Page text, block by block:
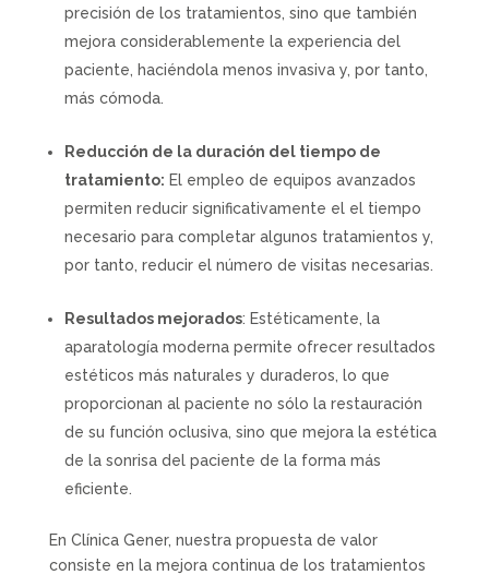
precisión de los tratamientos, sino que también
mejora considerablemente la experiencia del
paciente, haciéndola menos invasiva y, por tanto,
más cómoda.
Reducción de la duración del tiempo de
tratamiento: El empleo de equipos avanzados
permiten reducir significativamente el el tiempo
necesario para completar algunos tratamientos y,
por tanto, reducir el número de visitas necesarias.
Resultados mejorados: Estéticamente, la
aparatología moderna permite ofrecer resultados
estéticos más naturales y duraderos, lo que
proporcionan al paciente no sólo la restauración
de su función oclusiva, sino que mejora la estética
de la sonrisa del paciente de la forma más
eficiente.
En Clínica Gener, nuestra propuesta de valor
consiste en la mejora continua de los tratamientos